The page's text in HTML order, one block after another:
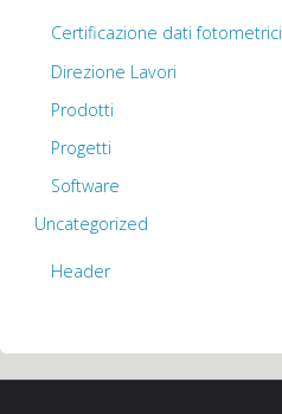
Certificazione dati fotometrici
Direzione Lavori
Prodotti
Progetti
Software
Uncategorized
Header